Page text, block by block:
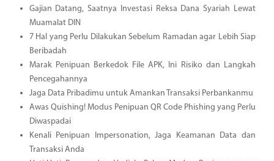
Gajian Datang, Saatnya Investasi Reksa Dana Syariah Lewat
Muamalat DIN
7 Hal yang Perlu Dilakukan Sebelum Ramadan agar Lebih Siap
Beribadah
Marak Penipuan Berkedok File APK, Ini Risiko dan Langkah
Pencegahannya
Jaga Data Pribadimu untuk Amankan Transaksi Perbankanmu
Awas Quishing! Modus Penipuan QR Code Phishing yang Perlu
Diwaspadai
Kenali Penipuan Impersonation, Jaga Keamanan Data dan
Transaksi Anda